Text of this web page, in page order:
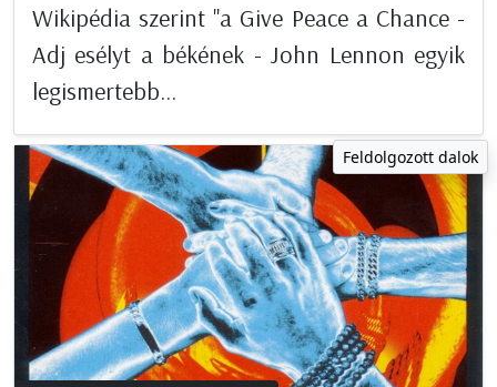
Wikipédia szerint "a Give Peace a Chance -
Adj esélyt a békének - John Lennon egyik
legismertebb...
Feldolgozott dalok